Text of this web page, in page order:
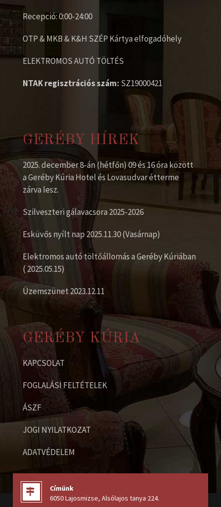
Recepció: 0:00-24:00
OTP & MKB & K&H SZÉP Kártya elfogadóhely
ELEKTROMOS AUTÓ TÖLTÉS
NTAK regisztrációs szám: SZ19000421
GERÉBY HÍREK
2025. december 8-án (hétfőn) 09 és 16 óra között
a Geréby Kúria Hotel és Lovasudvar étterme
zárva lesz.
Szilveszteri gálavacsora 2025-2026
Esküvős nyílt nap 2025.11.30 (Vasárnap)
Elektromos autó töltőállomás a Geréby Kúriában
( 2025.05.15)
Üzemszünet 2023.12.11
GERÉBY KÚRIA
KAPCSOLAT
FOGLALÁSI FELTÉTELEK
ÁSZF
JOGI NYILATKOZAT
ADATVÉDELEM
Címünk
6050 Lajosmizse, Alsólajos tanya 224.